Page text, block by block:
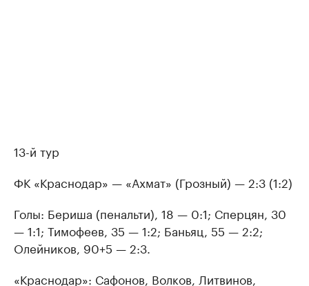
13-й тур
ФК «Краснодар» — «Ахмат» (Грозный) — 2:3 (1:2)
Голы: Бериша (пенальти), 18 — 0:1; Сперцян, 30
— 1:1; Тимофеев, 35 — 1:2; Баньяц, 55 — 2:2;
Олейников, 90+5 — 2:3.
«Краснодар»: Сафонов, Волков, Литвинов,